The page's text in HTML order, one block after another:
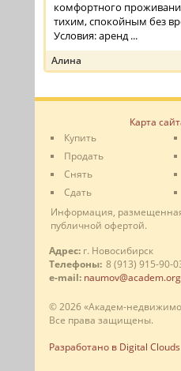
комфортного
тихим, спокойным без
Условия: аренд ...
Алина
Карта
Купить
Продать
Снять
Сдать
Информация,
публичной офертой.
Адрес: г. Новосибирск
Телефоны: 8 (913) 915-90-
e-mail: naumov@academ.org
© 2026 «Академ-
Все права защищены.
Разработано в Digital Clouds